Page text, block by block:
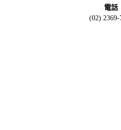
電話
(02) 2369-